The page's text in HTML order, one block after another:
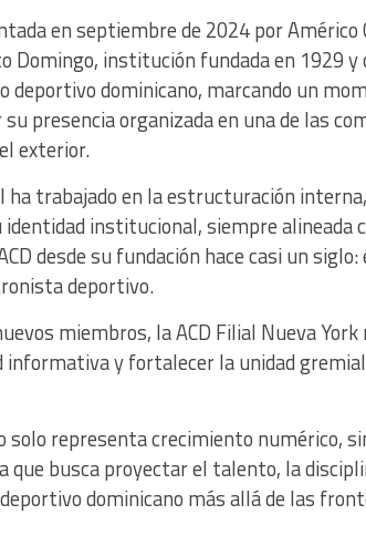
en septiembre de 2024 por Américo
Domingo, institución fundada en 1929 y
deportivo dominicano, marcando un
presencia organizada en una de las
exterior.
trabajado en la estructuración
institucional, siempre alineada
desde su fundación hace casi un siglo:
deportivo.
miembros, la ACD Filial Nueva
informativa y fortalecer la unidad
solo representa crecimiento numérico,
que busca proyectar el talento, la
dominicano más allá de las